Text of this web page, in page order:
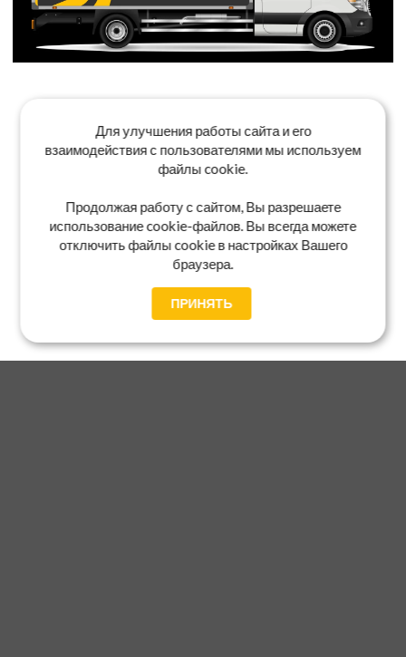
Для улучшения работы сайта и его
взаимодействия с пользователями мы используем
файлы cookie.
Продолжая работу с сайтом, Вы разрешаете
использование cookie-файлов. Вы всегда можете
отключить файлы cookie в настройках Вашего
браузера.
ПРИНЯТЬ